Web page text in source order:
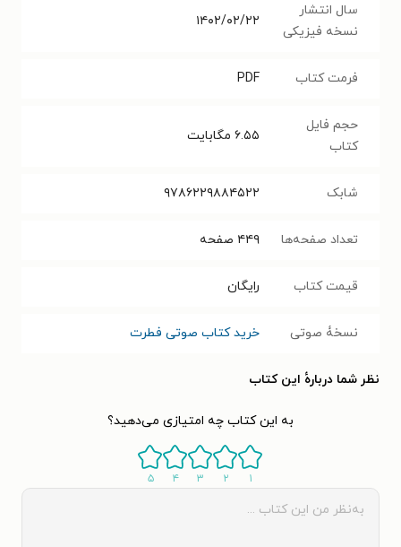
سال انتشار
نسخه فیزیکی
۱۴۰۲/۰۲/۲۲
فرمت کتاب PDF
حجم فایل
کتاب
۶.۵۵ مگابایت
شابک ۹۷۸۶۲۲۹۸۸۴۵۲۲
تعداد صفحه‌ها ۴۴۹ صفحه
قیمت کتاب رایگان
نسخۀ صوتی خرید کتاب صوتی فطرت
نظر شما دربارهٔ این کتاب
به این کتاب چه امتیازی می‌دهید؟
۱ ۲ ۳ ۴ ۵